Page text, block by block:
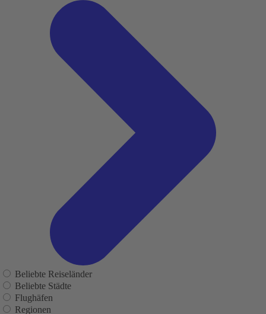
Beliebte Reiseländer
Beliebte Städte
Flughäfen
Regionen